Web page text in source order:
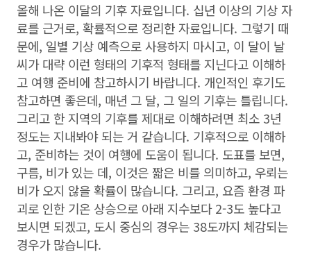
올해 나온 이달의 기후 자료입니다. 십년 이상의 기상 자
료를 근거로, 확률적으로 정리한 자료입니다. 그렇기 때
문에, 일별 기상 예측으로 사용하지 마시고, 이 달이 날
씨가 대략 이런 형태의 기후적 형태를 지닌다고 이해하
고 여행 준비에 참고하시기 바랍니다. 개인적인 후기도
참고하면 좋은데, 매년 그 달, 그 일의 기후는 틀립니다.
그리고 한 지역의 기후를 제대로 이해하려면 최소 3년
정도는 지내봐야 되는 거 같습니다. 기후적으로 이해하
고, 준비하는 것이 여행에 도움이 됩니다. 도표를 보면,
구름, 비가 있는 데, 이것은 짧은 비를 의미하고, 우뢰는
비가 오지 않을 확률이 많습니다. 그리고, 요즘 환경 파
괴로 인한 기온 상승으로 아래 지수보다 2-3도 높다고
보시면 되겠고, 도시 중심의 경우는 38도까지 체감되는
경우가 많습니다.